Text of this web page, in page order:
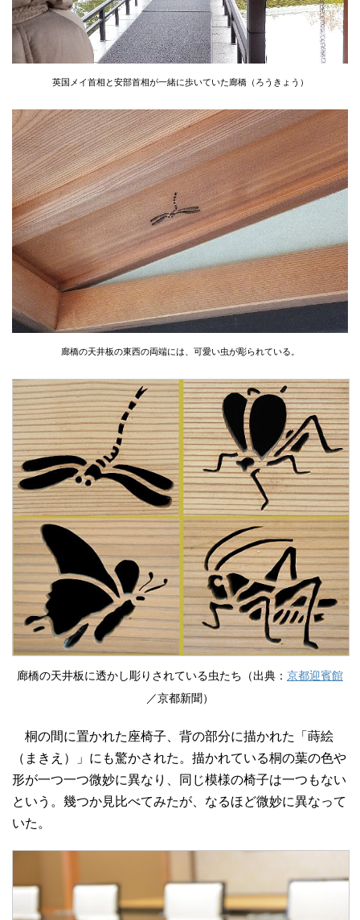
英国メイ首相と安部首相が一緒に歩いていた廊橋（ろうきょう）
廊橋の天井板の東西の両端には、可愛い虫が彫られている。
廊橋の天井板に透かし彫りされている虫たち（出典： 京都迎賓館
／京都新聞）
桐の間に置かれた座椅子、背の部分に描かれた「蒔絵
（まきえ）」にも驚かされた。描かれている桐の葉の色や
形が一つ一つ微妙に異なり、同じ模様の椅子は一つもない
という。幾つか見比べてみたが、なるほど微妙に異なって
いた。